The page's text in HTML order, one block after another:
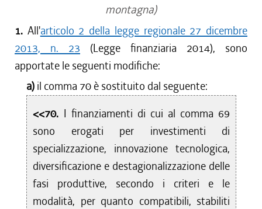
montagna)
1. All'articolo 2 della legge regionale 27 dicembre
2013, n. 23 (Legge finanziaria 2014), sono
apportate le seguenti modifiche:
a) il comma 70 è sostituito dal seguente:
<<70. I finanziamenti di cui al comma 69
sono erogati per investimenti di
specializzazione, innovazione tecnologica,
diversificazione e destagionalizzazione delle
fasi produttive, secondo i criteri e le
modalità, per quanto compatibili, stabiliti